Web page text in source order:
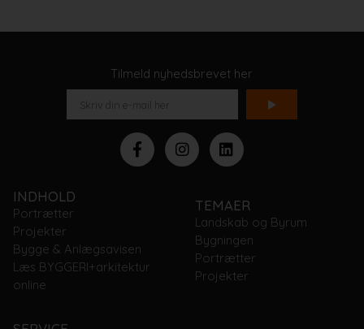
Tilmeld nyhedsbrevet her
INDHOLD
Portrætter
Projekter
Bygge & Anlægsavisen
Læs BYGGERI+arkitektur
online
TEMAER
Landskab og Byrum
Bygningen
Portrætter
Projekter